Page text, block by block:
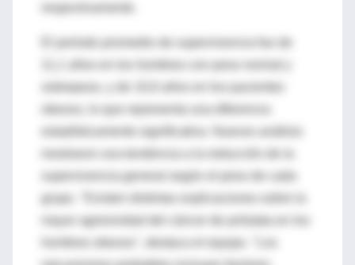
El período promedio de supervivencia fue de
estadísticamente significativa. Nuevos análisis
supervivencia general según el peso de cada
grupo. "Existen distintas explicaciones sobre la
mayor agresividad del cáncer de próstata en los
hombres obesos", destaca el equipo. "Los